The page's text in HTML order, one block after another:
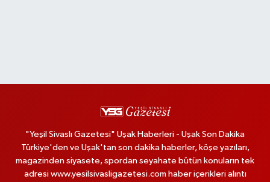
"Yeşil Sivaslı Gazetesi" Uşak Haberleri - Uşak Son Dakika
Türkiye'den ve Uşak'tan son dakika haberler, köşe yazıları,
magazinden siyasete, spordan seyahate bütün konuların tek
adresi www.yesilsivasligazetesi.com haber içerikleri alıntı